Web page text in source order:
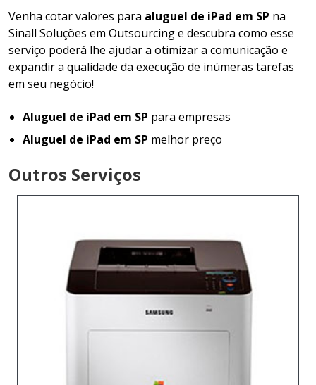
Venha cotar valores para aluguel de iPad em SP na
Sinall Soluções em Outsourcing e descubra como esse
serviço poderá lhe ajudar a otimizar a comunicação e
expandir a qualidade da execução de inúmeras tarefas
em seu negócio!
Aluguel de iPad em SP para empresas
Aluguel de iPad em SP melhor preço
Outros Serviços